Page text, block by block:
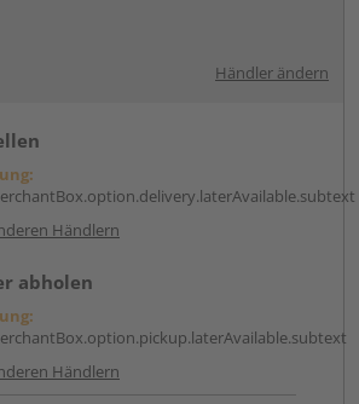
Händler ändern
Händlern
abholen
Händlern